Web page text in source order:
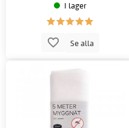
I lager
Se alla